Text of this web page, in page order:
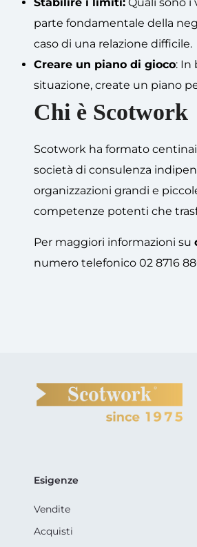
parte fondamentale della
caso di una relazione difficile.
Creare un piano di gioco: In
situazione, create un piano
Chi è Scotwork
Scotwork ha formato
società di consulenza
organizzazioni grandi e
competenze potenti che
Per maggiori informazioni su
numero telefonico 02 8716
Esigenze
Vendite
Acquisti